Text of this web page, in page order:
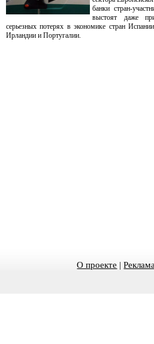
банки стран-
выстоят даже
серьезных потерях в экономике стран
Ирландии и Португалии.
О проекте |Реклама